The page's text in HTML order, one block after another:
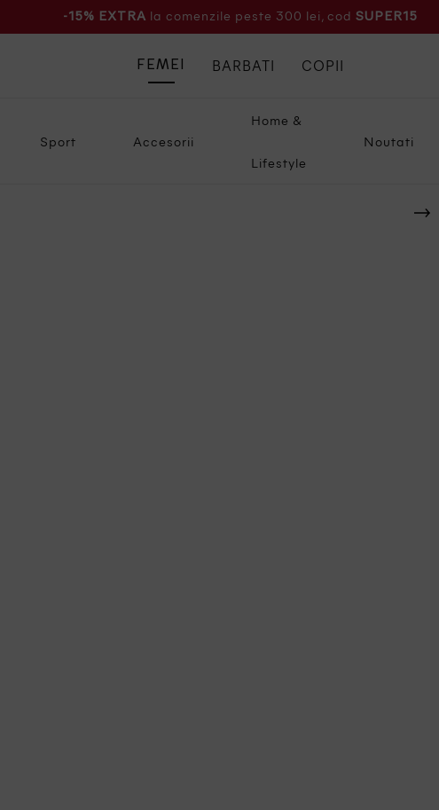
-15% EXTRA la comenzile peste 300 lei, cod SUPER15
Sport Accesorii
Home &
Lifestyle
Noutati
FEMEI BARBATI COPII